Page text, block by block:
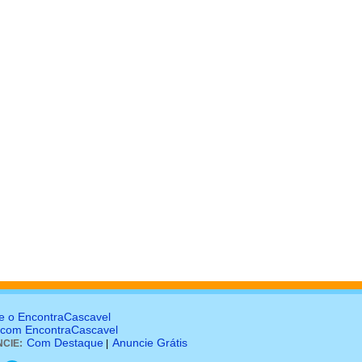
o EncontraCascavel
EncontraCascavel
Com Destaque Anuncie Grátis